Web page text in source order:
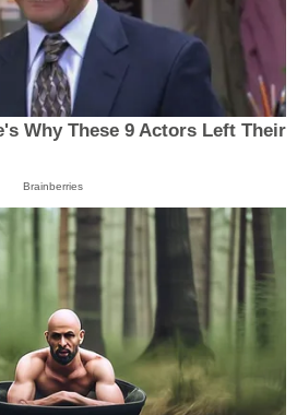
Why These 9 Actors Left Their
Brainberries